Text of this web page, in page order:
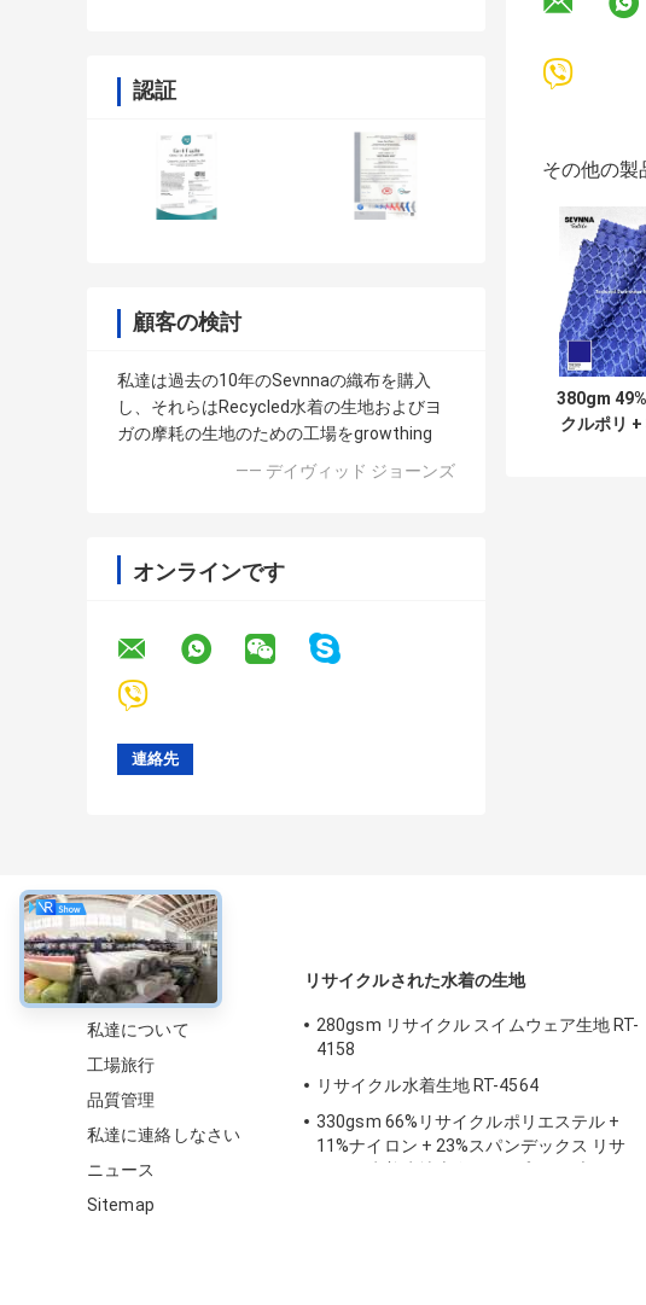
認証
顧客の検討
私達は過去の10年のSevnnaの織布を購入
し、それらはRecycled水着の生地およびヨ
ガの摩耗の生地のための工場をgrowthing
—— デイヴィッド ジョーンズ
オンラインです
その他の製
380gm
クルポリ +
について
私達について
工場旅行
品質管理
私達に連絡しなさい
ニュース
Sitemap
リサイクルされた水着の生地
280gsm リサイクル スイムウェア生地 RT-
4158
リサイクル水着生地 RT-4564
330gsm 66%リサイクルポリエステル +
11%ナイロン + 23%スパンデックス リサ